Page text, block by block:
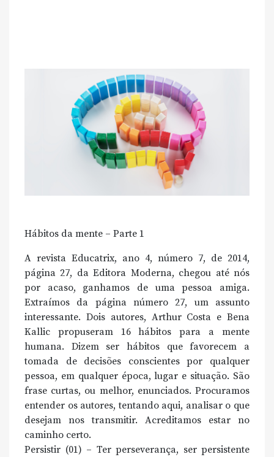
Hábitos da mente – Parte 1
A revista Educatrix, ano 4, número 7, de 2014,
página 27, da Editora Moderna, chegou até nós
por acaso, ganhamos de uma pessoa amiga.
Extraímos da página número 27, um assunto
interessante. Dois autores, Arthur Costa e Bena
Kallic propuseram 16 hábitos para a mente
humana. Dizem ser hábitos que favorecem a
tomada de decisões conscientes por qualquer
pessoa, em qualquer época, lugar e situação. São
frase curtas, ou melhor, enunciados. Procuramos
entender os autores, tentando aqui, analisar o que
desejam nos transmitir. Acreditamos estar no
caminho certo.
Persistir (01) – Ter perseverança, ser persistente